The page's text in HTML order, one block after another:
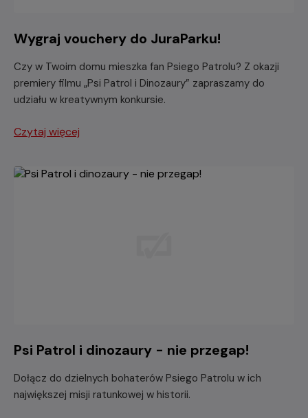
Wygraj vouchery do JuraParku!
Czy w Twoim domu mieszka fan Psiego Patrolu? Z okazji
premiery filmu „Psi Patrol i Dinozaury” zapraszamy do
udziału w kreatywnym konkursie.
Czytaj więcej
Psi Patrol i dinozaury - nie przegap!
Dołącz do dzielnych bohaterów Psiego Patrolu w ich
największej misji ratunkowej w historii.